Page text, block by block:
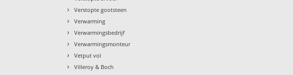
› Verstopte gootsteen
› Verwarming
› Verwarmingsbedrijf
› Verwarmingsmonteur
› Vetput vol
› Villeroy & Boch